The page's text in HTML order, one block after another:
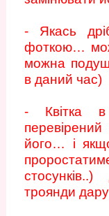
- Якась
фоткою…
можна
в даний час)
- Квітка в
його… і
троянди